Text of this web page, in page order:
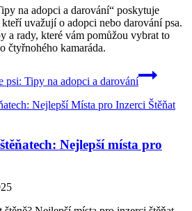
na adopci a darování“ poskytuje
uvažují o adopci nebo darování psa.
a rady, které vám pomůžou vybrat to
čtyřnohého kamaráda.
psi: Tipy na adopci a darování
Nejlepší místa pro